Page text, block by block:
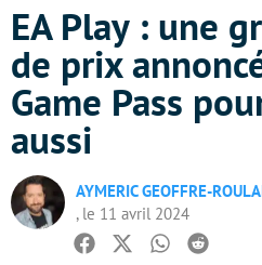
EA Play : une
de prix
Game Pass
aussi
AYMERIC GEOFFRE-
, le 11 avril 2024
Facebook
TwitterWhatsapp
Reddit